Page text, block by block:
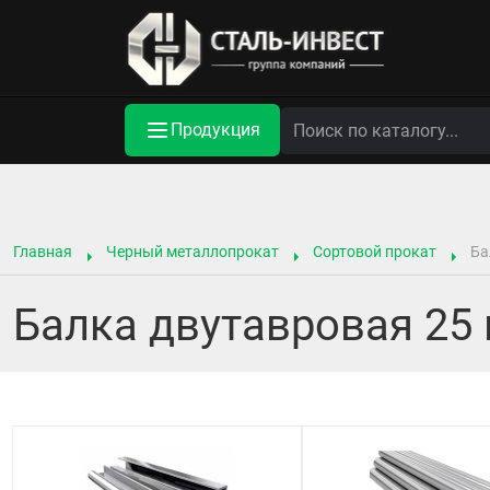
Продукция
Главная Черный металлопрокат Сортовой прокат
Балка двутавровая